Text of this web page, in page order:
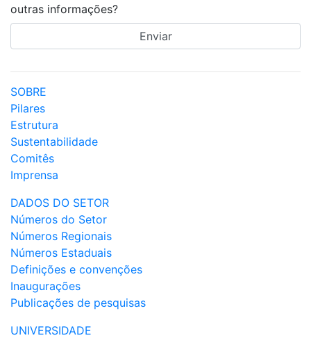
outras informações?
SOBRE
Pilares
Estrutura
Sustentabilidade
Comitês
Imprensa
DADOS DO SETOR
Números do Setor
Números Regionais
Números Estaduais
Definições e convenções
Inaugurações
Publicações de pesquisas
UNIVERSIDADE